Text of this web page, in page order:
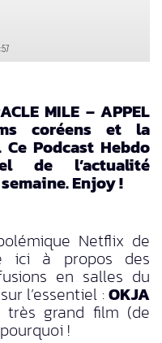
MILE – APPEL
coréens et la
Podcast Hebdo
de l’actualité
Enjoy !
Netflix de
ici à propos des
en salles du
l’essentiel :OKJA
grand film (de
!